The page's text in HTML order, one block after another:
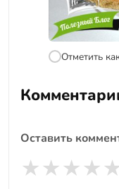
Отметить
Оставить
★★★★